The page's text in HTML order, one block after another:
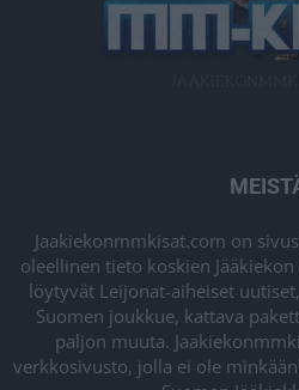
Jaakiekonmmkisat.com on
oleellinen tieto koskien
löytyvät Leijonat-aiheiset
Suomen joukkue, kattava
paljon muuta.
verkkosivusto, jolla ei ole